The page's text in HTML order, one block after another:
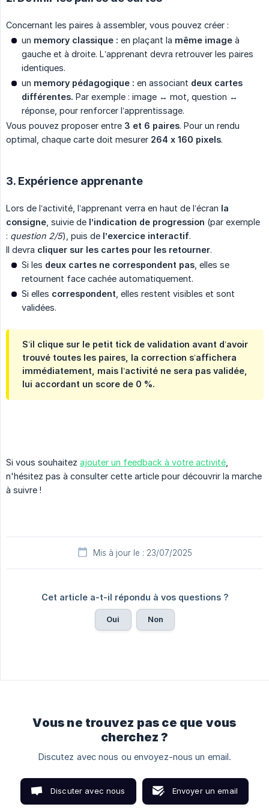
Concernant les paires à assembler, vous pouvez créer :
un memory classique : en plaçant la même image à
gauche et à droite. L’apprenant devra retrouver les paires
identiques.
un memory pédagogique : en associant deux cartes
différentes. Par exemple : image ↔ mot, question ↔
réponse, pour renforcer l’apprentissage.
Vous pouvez proposer entre 3 et 6 paires. Pour un rendu
optimal, chaque carte doit mesurer 264 x 160 pixels.
3. Expérience apprenante
Lors de l’activité, l’apprenant verra en haut de l’écran la
consigne , suivie de l’indication de progression (par exemple
: question 2/5), puis de l’exercice interactif.
Il devra cliquer sur les cartes pour les retourner.
Si les deux cartes ne correspondent pas , elles se
retournent face cachée automatiquement.
Si elles correspondent , elles restent visibles et sont
validées.
S’il clique sur le petit tick de validation avant d’avoir
trouvé toutes les paires, la correction s’affichera
immédiatement, mais l’activité ne sera pas validée,
lui accordant un score de 0 %.
Si vous souhaitez ajouter un feedback à votre activité
n'hésitez pas à consulter cette article pour découvrir la marche
à suivre !
Mis à jour le : 23/07/2025
Cet article a-t-il répondu à vos questions ?
Oui Non
Vous ne trouvez pas ce que vous
cherchez ?
Discutez avec nous ou envoyez-nous un email.
Discuter avec nous Envoyer un email